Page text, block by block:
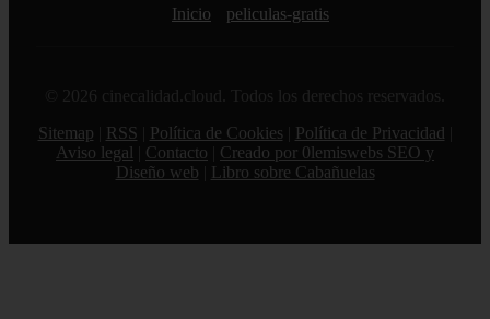
Inicio peliculas-gratis
© 2026 cinecalidad.cloud. Todos los derechos reservados.
Sitemap
RSS Política de Cookies Política de Privacidad
Aviso legal
Contacto
Creado por 0lemiswebs SEO y
Diseño web
Libro sobre Cabañuelas